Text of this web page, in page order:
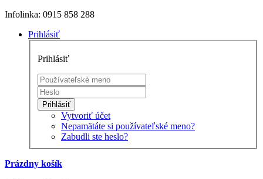
Infolinka: 0915 858 288
Prihlásiť
Prihlásiť
Prihlásiť
Vytvoriť účet
Nepamätáte si používateľské meno?
Zabudli ste heslo?
Prázdny košík